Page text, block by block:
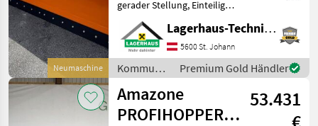
Neumaschine
gerader Stellung, Einteiliges
Schild mit
überlastsicherung, hydr.
Schwenkbar, 3- Punkt
Anbau, Schwenkbereich
+-30°, mit Schockventil,
lagernd
Lagerhaus-Technik St. Johann
5600 St. Johann
Kommunalgeräte
/ Hydrac
Premium Gold Händler
Amazone
PROFIHOPPER
53.431